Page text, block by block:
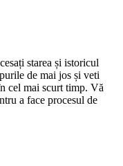
starea și istoricul
de mai jos și veti
cel mai scurt timp. Vă
a face procesul de